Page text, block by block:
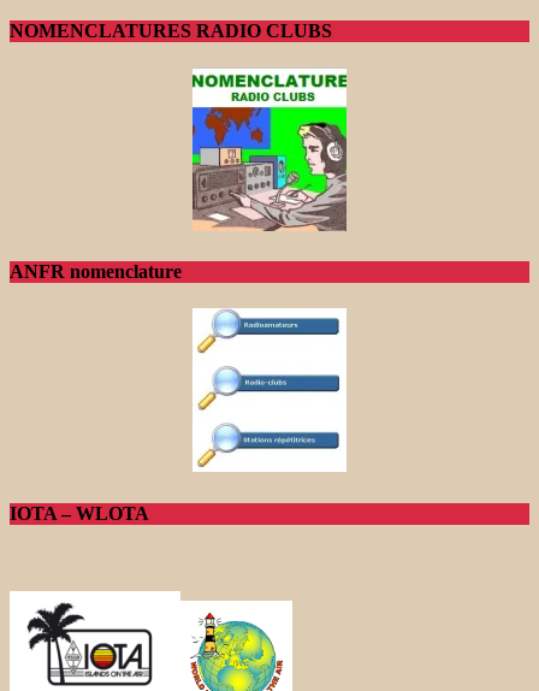
NOMENCLATURES RADIO CLUBS
ANFR nomenclature
IOTA – WLOTA